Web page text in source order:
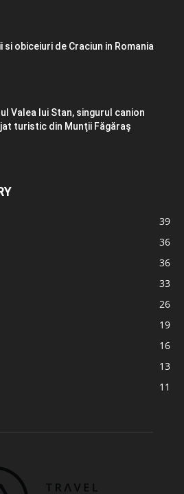
si obiceiuri de Craciun in Romania
Valea lui Stan, singurul canion
turistic din Munţii Făgăraş
39
36
36
33
26
19
16
13
11